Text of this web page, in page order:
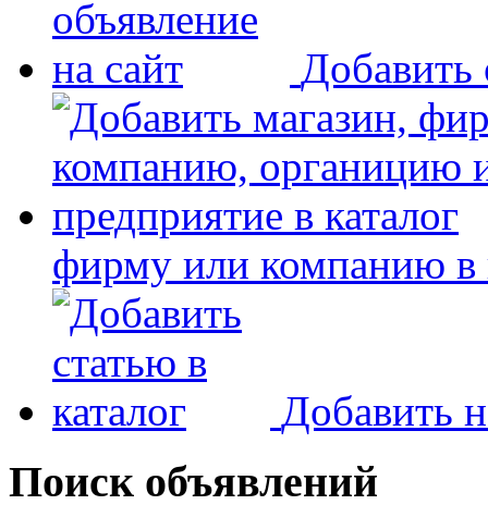
Добавить
фирму или компанию в
Добавить
Поиск объявлений